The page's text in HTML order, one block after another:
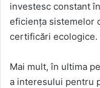
investesc constant
eficiența sistemelor
certificări ecologice.
Mai mult, în ultima
a interesului pentru